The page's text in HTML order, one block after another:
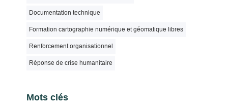
Documentation technique
Formation cartographie numérique et géomatique libres
Renforcement organisationnel
Réponse de crise humanitaire
Mots clés